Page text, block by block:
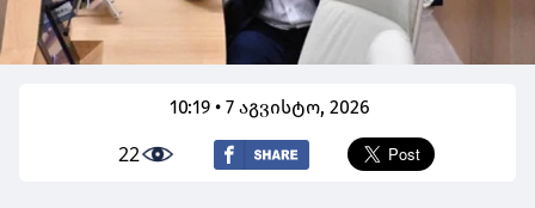
10:19 • 7 აგვისტო, 2026
22